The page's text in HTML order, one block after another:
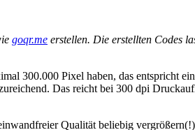
goqr.me erstellen. Die erstellten Codes
300.000 Pixel haben, das entspricht
Das reicht bei 300 dpi
Qualität beliebig